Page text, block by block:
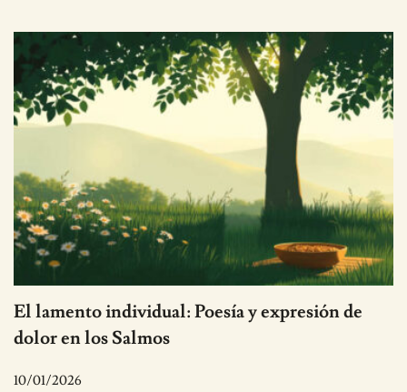
El lamento individual: Poesía y expresión de
dolor en los Salmos
10/01/2026